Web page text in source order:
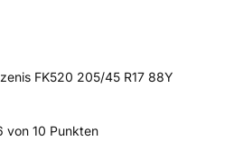
FK520 205/45 R17 88Y
von 10 Punkten